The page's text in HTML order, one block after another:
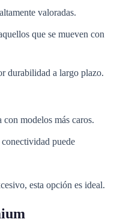
valoradas.
que se mueven con
durabilidad a largo plazo.
modelos más caros.
puede
esta opción es ideal.